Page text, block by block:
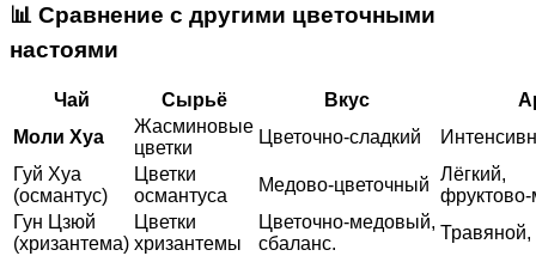
📊 Сравнение с другими цветочными
настоями
Чай Сырьё Вкус
Моли Хуа
Жасминовые
цветки
Цветочно‑сладкий
Гуй Хуа
(османтус)
Цветки
османтуса
Медово‑цветочный
Лёгкий,
Гун Цзюй
(хризантема)
Цветки
хризантемы
Цветочно‑медовый,
сбаланс.